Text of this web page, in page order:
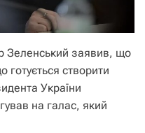
Зеленський заявив, що
готується створити
України
на галас, який